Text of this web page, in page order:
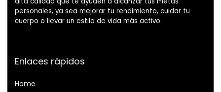
personales, ya sea mejorar tu rendimiento, cuidar tu
cuerpo o llevar un estilo de vida más activo.
Enlaces rápidos
Home